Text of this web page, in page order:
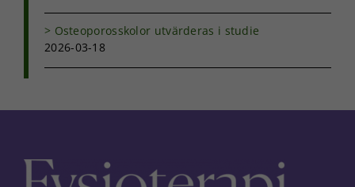
Osteoporosskolor utvärderas i studie
2026-03-18